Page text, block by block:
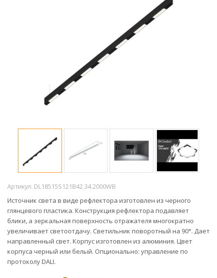
Артикул: DL18515S121B42.34.2000WB
Источник света в виде рефлектора изготовлен из черного
глянцевого пластика. Конструкция рефлектора подавляет
блики, а зеркальная поверхность отражателя многократно
увеличивает светоотдачу. Светильник поворотный на 90°. Дает
направленный свет. Корпус изготовлен из алюминия. Цвет
корпуса черный или белый. Опционально: управление по
протоколу DALI.